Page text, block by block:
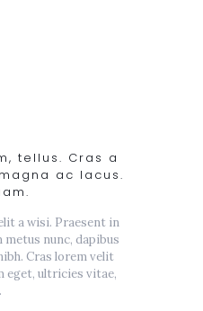
tellus. Cras a
ac lacus.
a wisi. Praesent in
metus nunc, dapibus
Cras lorem velit
eget, ultricies vitae,